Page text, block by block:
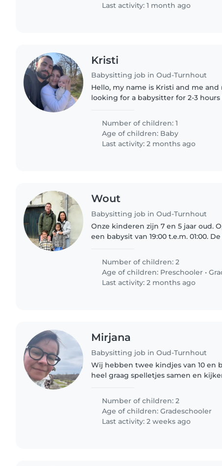
Last activity: 1 month ago
Kristi
Babysitting job in Oud-Turnhout
Hello, my name is Kristi and me
looking for a babysitter for 2-3
because i work..
Number of children: 1
Age of children: Baby
Last activity: 2 months ago
Wout
Babysitting job in Oud-Turnhout
Onze kinderen zijn 7 en 5 jaar oud.
een babysit van 19:00 t.e.m. 01:00.
Number of children: 2
Age of children: Preschooler •
Last activity: 2 months ago
Mirjana
Babysitting job in Oud-Turnhout
Wij hebben twee kindjes van 10 en
heel graag spelletjes samen en
toe in het wekkend..
Number of children: 2
Age of children:Gradeschooler
Last activity: 2 weeks ago